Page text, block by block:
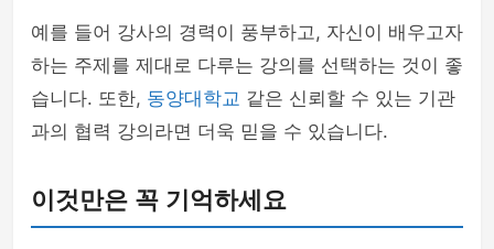
예를 들어 강사의 경력이 풍부하고, 자신이 배우고자
하는 주제를 제대로 다루는 강의를 선택하는 것이 좋
습니다. 또한, 동양대학교 같은 신뢰할 수 있는 기관
과의 협력 강의라면 더욱 믿을 수 있습니다.
이것만은 꼭 기억하세요